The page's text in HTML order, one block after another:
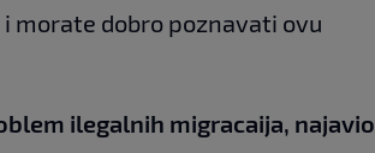
morate dobro poznavati ovu
ilegalnih migracaija, najavio